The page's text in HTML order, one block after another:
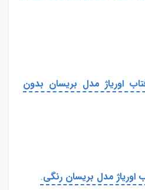
اوریاژ مدل بریسان بدون
اوریاژ مدل بریسان رنگی.